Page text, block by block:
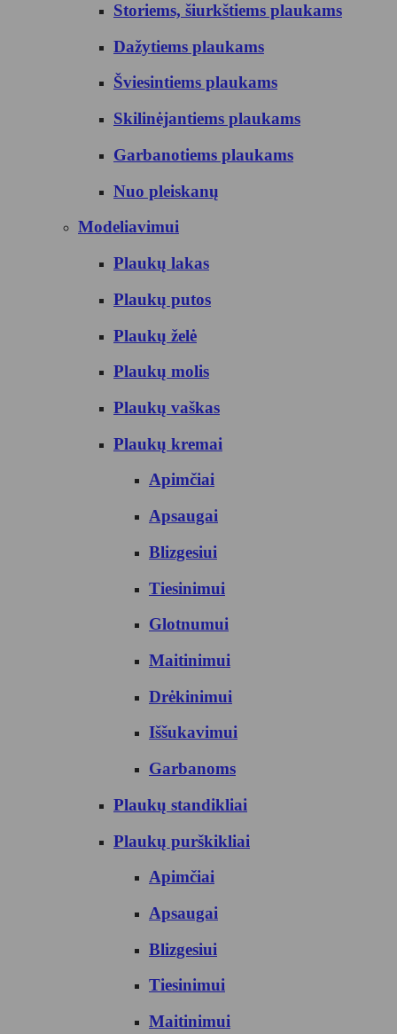
Storiems, šiurkštiems plaukams
Dažytiems plaukams
Šviesintiems plaukams
Skilinėjantiems plaukams
Garbanotiems plaukams
Nuo pleiskanų
Modeliavimui
Plaukų lakas
Plaukų putos
Plaukų želė
Plaukų molis
Plaukų vaškas
Plaukų kremai
Apimčiai
Apsaugai
Blizgesiui
Tiesinimui
Glotnumui
Maitinimui
Drėkinimui
Iššukavimui
Garbanoms
Plaukų standikliai
Plaukų purškikliai
Apimčiai
Apsaugai
Blizgesiui
Tiesinimui
Maitinimui